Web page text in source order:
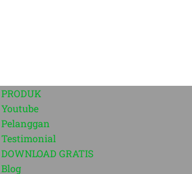
PRODUK
Youtube
Pelanggan
Testimonial
DOWNLOAD GRATIS
Blog